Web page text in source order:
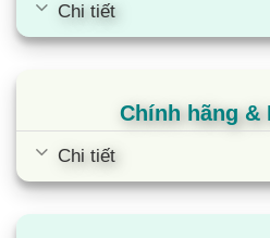
Chi tiết
Chính hãng &
Chi tiết